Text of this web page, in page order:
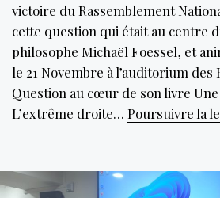
victoire du Rassemblement
cette question qui était au centre
philosophe Michaël Foessel, et
le 21 Novembre à l’auditorium
Question au cœur de son livre
L’extrême droite… Poursuivre la